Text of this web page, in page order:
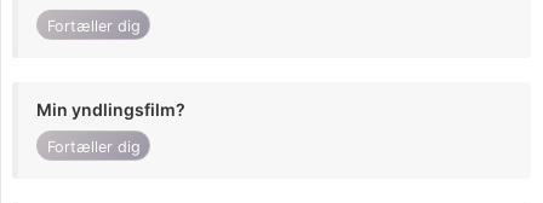
Fortæller dig
Min yndlingsfilm?
Fortæller dig